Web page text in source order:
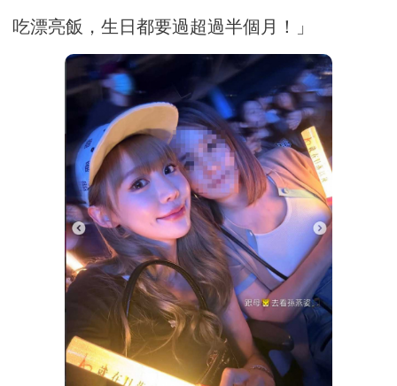
吃漂亮飯，生日都要過超過半個月！」